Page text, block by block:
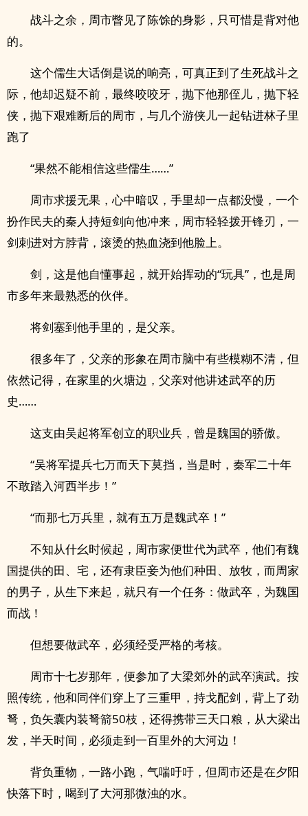
战斗之余，周市瞥见了陈馀的身影，只可惜是背对他
的。
这个儒生大话倒是说的响亮，可真正到了生死战斗之
际，他却迟疑不前，最终咬咬牙，抛下他那侄儿，抛下轻
侠，抛下艰难断后的周市，与几个游侠儿一起钻进林子里
跑了
“果然不能相信这些儒生……”
周市求援无果，心中暗叹，手里却一点都没慢，一个
扮作民夫的秦人持短剑向他冲来，周市轻轻拨开锋刃，一
剑刺进对方脖背，滚烫的热血浇到他脸上。
剑，这是他自懂事起，就开始挥动的“玩具”，也是周
市多年来最熟悉的伙伴。
将剑塞到他手里的，是父亲。
很多年了，父亲的形象在周市脑中有些模糊不清，但
依然记得，在家里的火塘边，父亲对他讲述武卒的历
史……
这支由吴起将军创立的职业兵，曾是魏国的骄傲。
“吴将军提兵七万而天下莫挡，当是时，秦军二十年
不敢踏入河西半步！”
“而那七万兵里，就有五万是魏武卒！”
不知从什幺时候起，周市家便世代为武卒，他们有魏
国提供的田、宅，还有隶臣妾为他们种田、放牧，而周家
的男子，从生下来起，就只有一个任务：做武卒，为魏国
而战！
但想要做武卒，必须经受严格的考核。
周市十七岁那年，便参加了大梁郊外的武卒演武。按
照传统，他和同伴们穿上了三重甲，持戈配剑，背上了劲
弩，负矢囊内装弩箭50枝，还得携带三天口粮，从大梁出
发，半天时间，必须走到一百里外的大河边！
背负重物，一路小跑，气喘吁吁，但周市还是在夕阳
快落下时，喝到了大河那微浊的水。